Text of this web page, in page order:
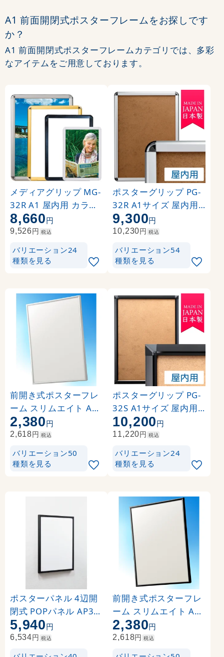
A1 前面開閉式ポスターフレームをお探しです
か？
A1 前面開閉式ポスターフレームカテゴリでは、多彩
なアイテムをご用意しております。
メディアグリップ MG-
32R A1 屋内用 カラー:
シルバー (51312A1S)
8,660円
9,526円 税込
バリエーション24
種類を見る
ポスターグリップ PG-
32R A1サイズ 屋内用
角丸 シルバー
9,300円
10,230円 税込
バリエーション54
種類を見る
前開き式ポスターフレ
ーム スリムエイト A1
シルバー
2,380円
2,618円 税込
バリエーション50
種類を見る
ポスターグリップ PG-
32S A1サイズ 屋内用
角型 ブラック ※吊り下
げ金具・紐 別売
10,200円
11,220円 税込
バリエーション24
種類を見る
ポスターパネル 4辺開
閉式 POPパネル AP34
0 A1 フレームカラー:
ウッドブラック (AP34
5,940円
6,534円 税込
前開き式ポスターフレ
ーム スリムエイト A1
ブラック
2,380円
2,618円 税込